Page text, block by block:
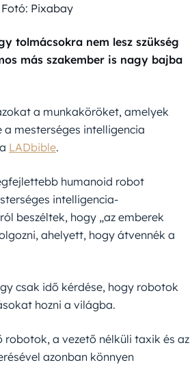
Fotó: Pixabay
tolmácsokra nem lesz szükség
más szakember is nagy bajba
a munkaköröket, amelyek
mesterséges intelligencia
LADbible.
humanoid robot
intelligencia-
beszéltek, hogy „az emberek
ahelyett, hogy átvennék a
csak idő kérdése, hogy robotok
hozni a világba.
robotok, a vezető nélküli taxik és az
azonban könnyen